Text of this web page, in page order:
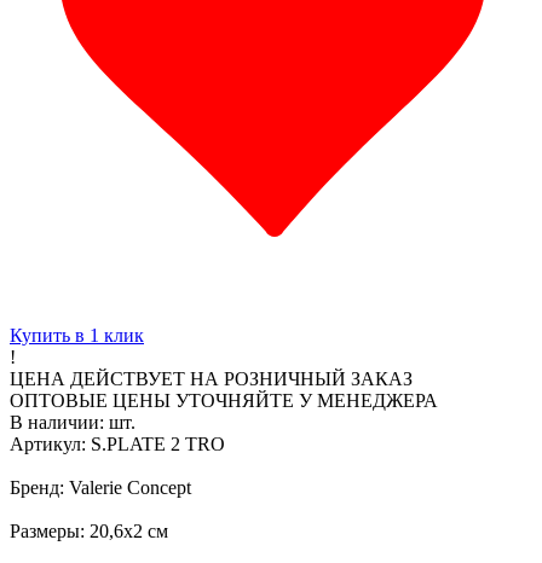
Купить в 1 клик
!
ЦЕНА ДЕЙСТВУЕТ НА РОЗНИЧНЫЙ ЗАКАЗ
ОПТОВЫЕ ЦЕНЫ УТОЧНЯЙТЕ У МЕНЕДЖЕРА
В наличии: шт.
Артикул: S.PLATE 2 TRO
Бренд: Valerie Concept
Размеры: 20,6х2 см